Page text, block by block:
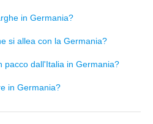
in Germania?
si allea con la Germania?
pacco dall'Italia in Germania?
in Germania?